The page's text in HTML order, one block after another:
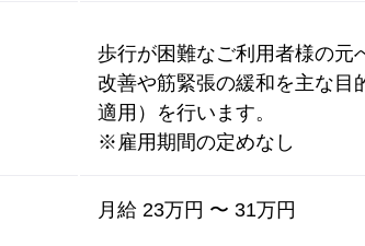
歩行が困難なご利用者様の元
改善や筋緊張の緩和を主な目
適用）を行います。
※雇用期間の定めなし
月給 23万円 〜 31万円